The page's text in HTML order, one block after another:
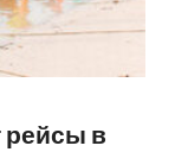
рейсы в